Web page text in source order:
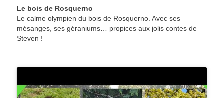
Le bois de Rosquerno
Le calme olympien du bois de Rosquerno. Avec ses
mésanges, ses géraniums… propices aux jolis contes de
Steven !